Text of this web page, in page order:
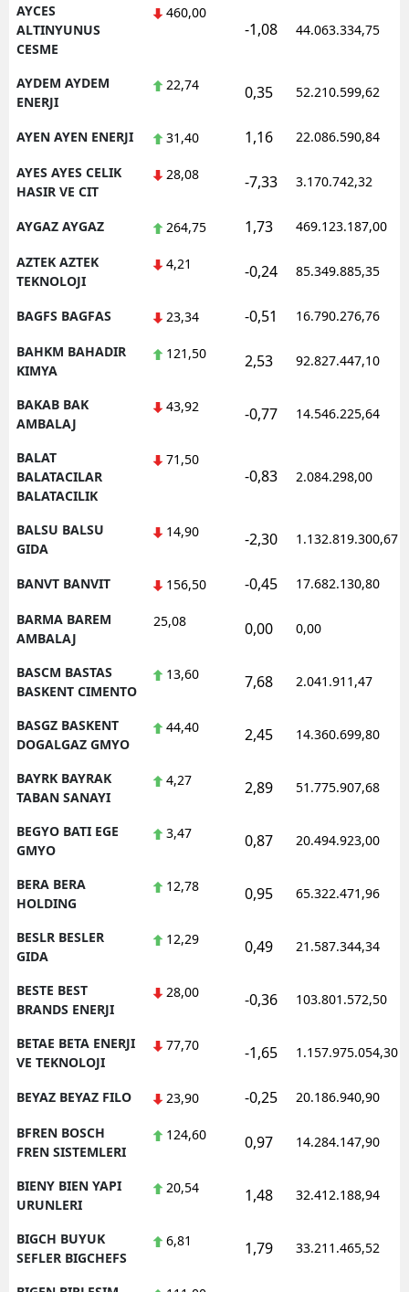
AYCES
ALTINYUNUS
CESME
460,00
-1,08 44.063.334,75
AYDEM AYDEM
ENERJI
22,74 0,35 52.210.599,62
AYEN AYEN ENERJI 31,40 1,16 22.086.590,84
AYES AYES CELIK
HASIR VE CIT
28,08 -7,33 3.170.742,32
AYGAZ AYGAZ 264,75 1,73 469.123.187,00
AZTEK AZTEK
TEKNOLOJI
4,21 -0,24 85.349.885,35
BAGFS BAGFAS 23,34 -0,51 16.790.276,76
BAHKM BAHADIR
KIMYA
121,50 2,53 92.827.447,10
BAKAB BAK
AMBALAJ
43,92 -0,77 14.546.225,64
BALAT
BALATACILAR
BALATACILIK
71,50
-0,83 2.084.298,00
BALSU BALSU
GIDA
14,90 -2,30 1.132.819.300,67
BANVT BANVIT 156,50 -0,45 17.682.130,80
BARMA BAREM
AMBALAJ
25,08 0,00 0,00
BASCM BASTAS
BASKENT CIMENTO
13,60 7,68 2.041.911,47
BASGZ BASKENT
DOGALGAZ GMYO
44,40 2,45 14.360.699,80
BAYRK BAYRAK
TABAN SANAYI
4,27 2,89 51.775.907,68
BEGYO BATI EGE
GMYO
3,47 0,87 20.494.923,00
BERA BERA
HOLDING
12,78 0,95 65.322.471,96
BESLR BESLER
GIDA
12,29 0,49 21.587.344,34
BESTE BEST
BRANDS ENERJI
28,00 -0,36 103.801.572,50
BETAE BETA ENERJI
VE TEKNOLOJI
77,70 -1,65 1.157.975.054,30
BEYAZ BEYAZ FILO 23,90 -0,25 20.186.940,90
BFREN BOSCH
FREN SISTEMLERI
124,60 0,97 14.284.147,90
BIENY BIEN YAPI
URUNLERI
20,54 1,48 32.412.188,94
BIGCH BUYUK
SEFLER BIGCHEFS
6,81 1,79 33.211.465,52